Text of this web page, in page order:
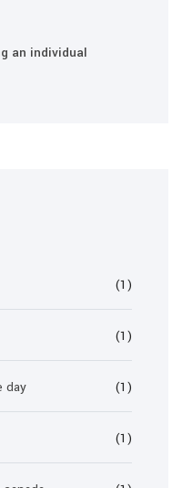
an individual
(1)
(1)
day (1)
(1)